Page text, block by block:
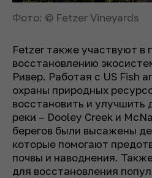
Фото: © Fetzer Vineyards
Fetzer также участвуют в
восстановлению
Ривер. Работая с US Fish
охраны природных
восстановить и улучшить
реки – Dooley Creek и
берегов были высажены
которые помогают
почвы и наводнения.
для восстановления